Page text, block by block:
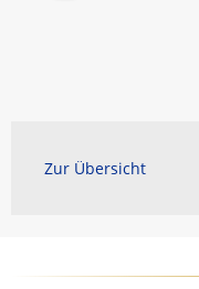
Zur Übersicht